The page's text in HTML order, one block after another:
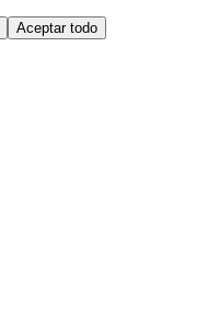
Aceptar todo